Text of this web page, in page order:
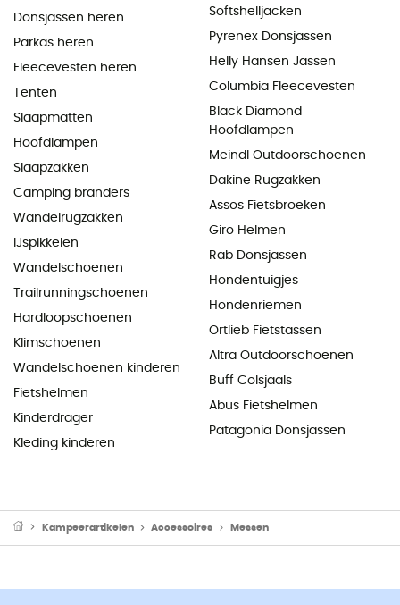
Donsjassen heren
Parkas heren
Fleecevesten heren
Tenten
Slaapmatten
Hoofdlampen
Slaapzakken
Camping branders
Wandelrugzakken
IJspikkelen
Wandelschoenen
Trailrunningschoenen
Hardloopschoenen
Klimschoenen
Wandelschoenen kinderen
Fietshelmen
Kinderdrager
Kleding kinderen
Softshelljacken
Pyrenex Donsjassen
Helly Hansen Jassen
Columbia Fleecevesten
Black Diamond
Hoofdlampen
Meindl Outdoorschoenen
Dakine Rugzakken
Assos Fietsbroeken
Giro Helmen
Rab Donsjassen
Hondentuigjes
Hondenriemen
Ortlieb Fietstassen
Altra Outdoorschoenen
Buff Colsjaals
Abus Fietshelmen
Patagonia Donsjassen
Kampeerartikelen Accessoires Messen